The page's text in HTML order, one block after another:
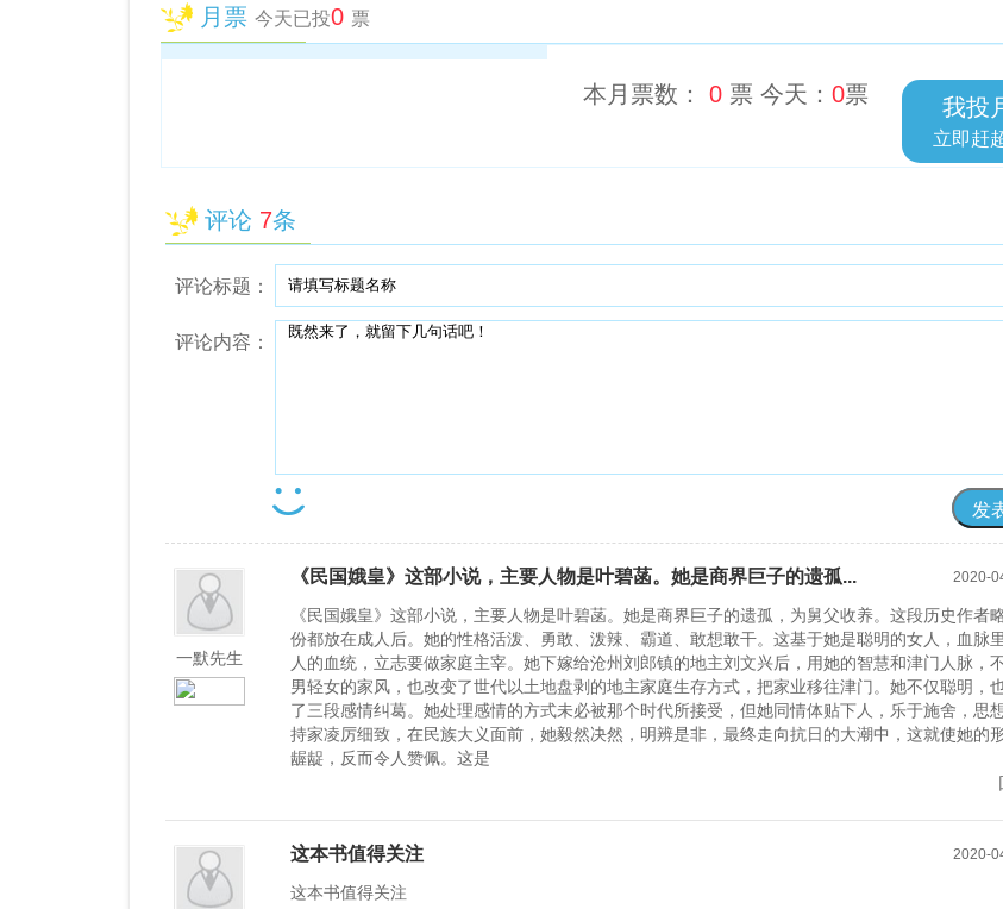
月票 今天已投0 票
本月票数： 0 票 今天： 0票 我投
立即赶
评论 7条
评论标题：
评论内容：
一默先生
《民国娥皇》这部小说，主要人物是叶碧菡。她是商界巨子的遗孤... 2020-
《民国娥皇》这部小说，主要人物是叶碧菡。她是商界巨子的遗孤，为舅父收养。这段历史作者
份都放在成人后。她的性格活泼、勇敢、泼辣、霸道、敢想敢干。这基于她是聪明的女人，血脉
人的血统，立志要做家庭主宰。她下嫁给沧州刘郎镇的地主刘文兴后，用她的智慧和津门人脉，
男轻女的家风，也改变了世代以土地盘剥的地主家庭生存方式，把家业移往津门。她不仅聪明，
了三段感情纠葛。她处理感情的方式未必被那个时代所接受，但她同情体贴下人，乐于施舍，思
持家凌厉细致，在民族大义面前，她毅然决然，明辨是非，最终走向抗日的大潮中，这就使她的
龌龊，反而令人赞佩。这是
这本书值得关注 2020-
这本书值得关注